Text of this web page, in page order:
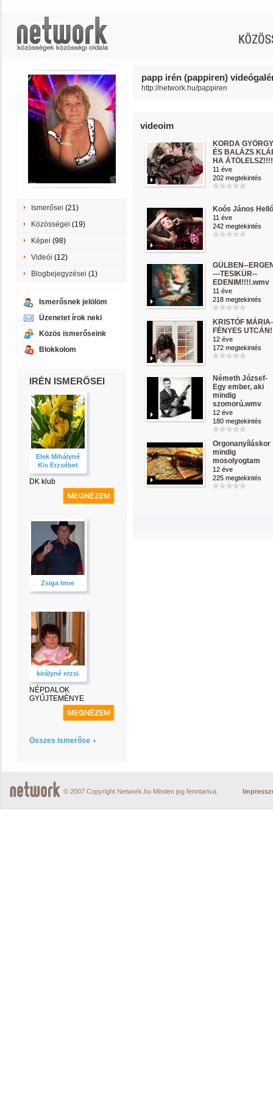
Ismerősei (21)
Közösségei (19)
Képei (98)
Videói (12)
Blogbejegyzései (1)
Ismerősnek jelölöm
Üzenetet írok neki
Közös ismerőseink
Blokkolom
IRÉN ISMERŐSEI
Elek Mihályné
Kis Erzsébet
DK klub
Zsiga Imre
királyné erzsi
NÉPDALOK
GYŰJTEMÉNYE
Összes ismerőse
papp irén (pappiren)
http://network.hu/pappiren
videoim
KORDA GYÖRGY
ÉS BALÁZS
HA ÁTÖLELSZ!!!!
11 éve
202 megtekintés
Koós János Helló
11 éve
242 megtekintés
GÜLBEN--
---TESIKÜR--
EDENIM!!!!.wmv
11 éve
218 megtekintés
KRISTÓF MÁRIA-
FÉNYES
12 éve
172 megtekintés
Németh József-
Egy ember, aki
mindig
szomorú.wmv
12 éve
180 megtekintés
Orgonanyíláskor
mindig
mosolyogtam
12 éve
225 megtekintés
© 2007 Copyright Network.hu Minden jog fenntartva.